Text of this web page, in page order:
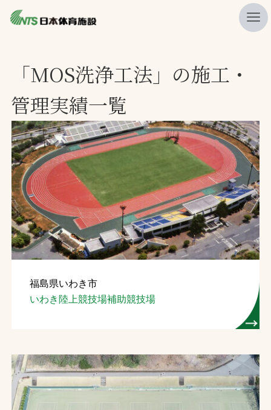
ニュース
プレスリリース
レポート
製品・サービス一覧
施工・管理実績一覧
会社概要
採用情報
検索
お問合せ
ソーシャルメディアポリシー
Instagram
「MOS洗浄工法」の施工・
管理実績一覧
福島県いわき市
いわき陸上競技場補助競技場